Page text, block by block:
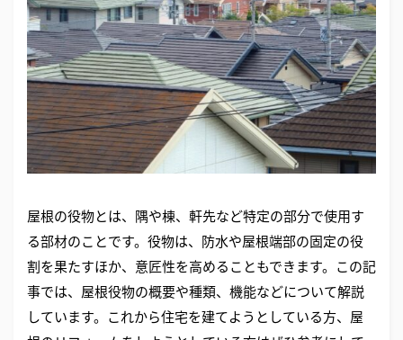
屋根の役物とは、隅や棟、軒先など特定の部分で使用す
る部材のことです。役物は、防水や屋根端部の固定の役
割を果たすほか、意匠性を高めることもできます。この記
事では、屋根役物の概要や種類、機能などについて解説
しています。これから住宅を建てようとしている方、屋